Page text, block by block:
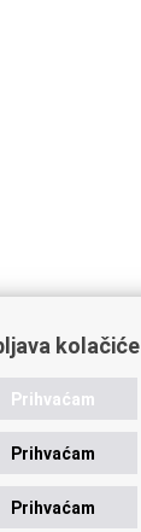
kolačiće
Prihvaćam
Prihvaćam
Prihvaćam